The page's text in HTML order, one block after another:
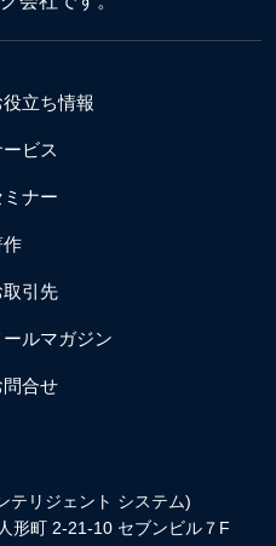
役立ち情報
ビス
ミナー
作
取引先
ールマガジン
問合せ
テリジェント システム)
形町 2-21-10 セブンビル７F